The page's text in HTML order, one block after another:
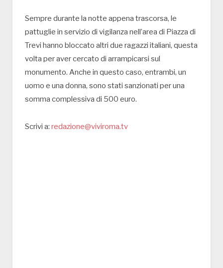
Sempre durante la notte appena trascorsa, le
pattuglie in servizio di vigilanza nell’area di Piazza di
Trevi hanno bloccato altri due ragazzi italiani, questa
volta per aver cercato di arrampicarsi sul
monumento. Anche in questo caso, entrambi, un
uomo e una donna, sono stati sanzionati per una
somma complessiva di 500 euro.
Scrivi a: redazione@viviroma.tv